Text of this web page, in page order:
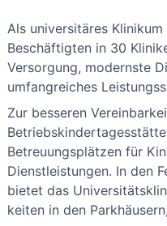
Als universitäres
Beschäftigten in 30
Versorgung, modernste
umfangreiches
Zur besseren
Betreuungsplätzen für
Dienstleistungen. In den
bietet das
kei­ten in den